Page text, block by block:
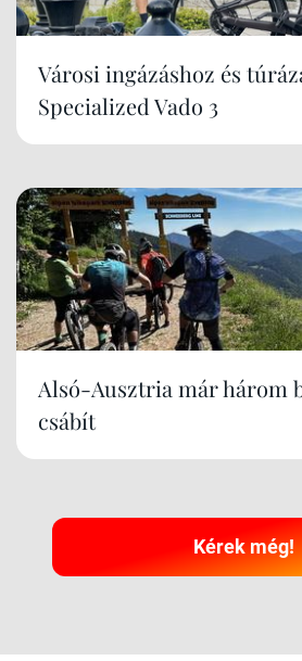
Városi ingázáshoz és
Specialized Vado 3
Alsó-Ausztria már három
csábít
Kérek még!